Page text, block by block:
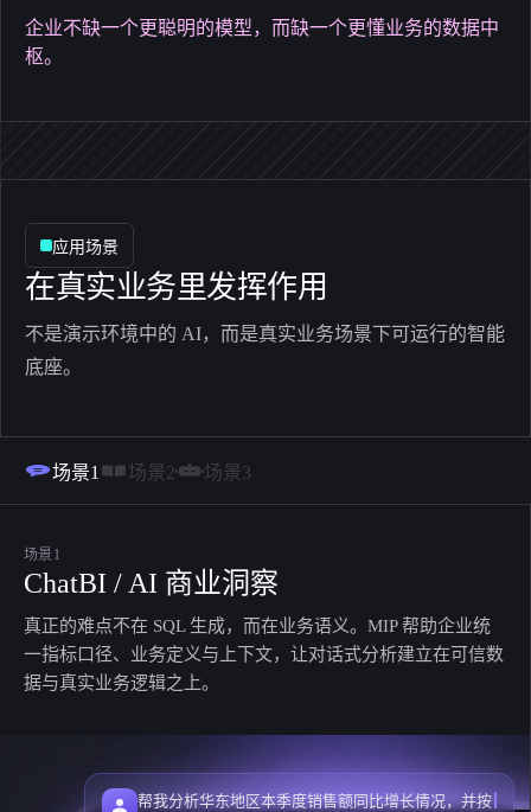
企业不缺一个更聪明的模型，而缺一个更懂业务的数据中
枢。
应用场景
在真实业务里发挥作用
不是演示环境中的 AI，而是真实业务场景下可运行的智能
底座。
场景1 场景2 场景3
场景1
ChatBI / AI 商业洞察
真正的难点不在 SQL 生成，而在业务语义。MIP 帮助企业统
一指标口径、业务定义与上下文，让对话式分析建立在可信数
据与真实业务逻辑之上。
帮我分析华东地区本季度销售额同比增长情况，并按